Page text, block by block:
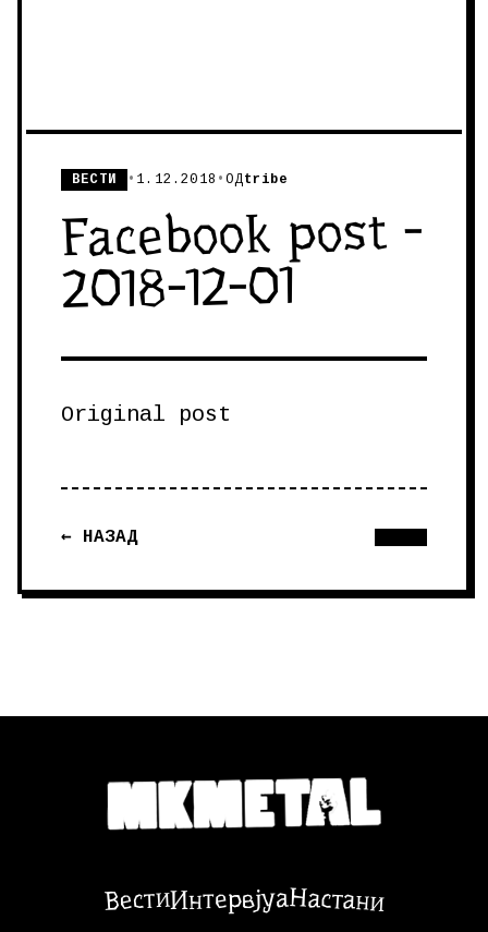
ВЕСТИ • 1.12.2018 •ОДtribe
Facebook post -
2018-12-01
Original post
← НАЗАД
ВестиИнтервјуаНастани